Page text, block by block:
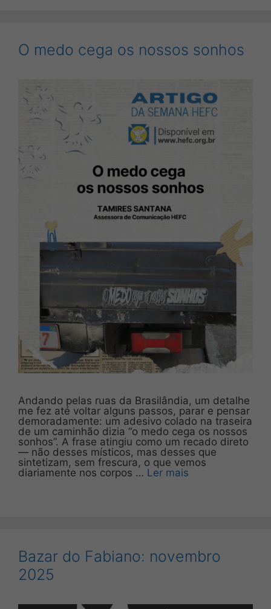
O medo cega os nossos sonhos
Andando pelas ruas da Brasilândia, um detalhe
me fez até voltar alguns passos, parar e pensar
demoradamente: um adesivo colado na traseira
de um caminhão dizia “o medo cega os nossos
sonhos”. A frase atingiu como um recado direto
— não desses místicos, mas desses que
sintetizam, sem frescura, o que vemos
diariamente nos corpos … Ler mais
Bazar do Fabiano: novembro
2025